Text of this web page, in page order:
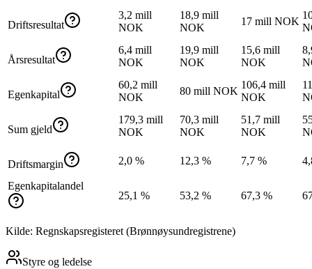
Driftsresultat
3,2 mill
NOK
18,9 mill
NOK
17 mill NOK
Årsresultat
6,4 mill
NOK
19,9 mill
NOK
15,6 mill
NOK
Egenkapital
60,2 mill
NOK
80 mill NOK
106,4 mill
NOK
Sum gjeld
179,3 mill
NOK
70,3 mill
NOK
51,7 mill
NOK
Driftsmargin 2,0 % 12,3 % 7,7 %
Egenkapitalandel
25,1 %
53,2 % 67,3 %
Kilde: Regnskapsregisteret (Brønnøysundregistrene)
Styre og ledelse